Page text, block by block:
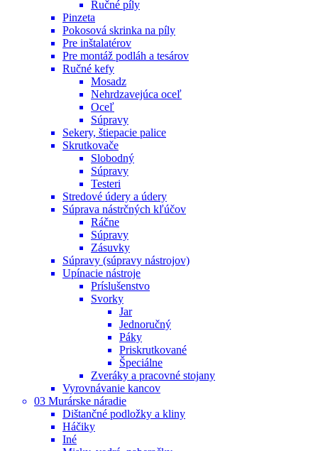
Ručné píly
Pinzeta
Pokosová skrinka na píly
Pre inštalatérov
Pre montáž podláh a tesárov
Ručné kefy
Mosadz
Nehrdzavejúca oceľ
Oceľ
Súpravy
Sekery, štiepacie palice
Skrutkovače
Slobodný
Súpravy
Testeri
Stredové údery a údery
Súprava nástrčných kľúčov
Ráčne
Súpravy
Zásuvky
Súpravy (súpravy nástrojov)
Upínacie nástroje
Príslušenstvo
Svorky
Jar
Jednoručný
Páky
Priskrutkované
Špeciálne
Zveráky a pracovné stojany
Vyrovnávanie kancov
03 Murárske náradie
Dištančné podložky a kliny
Háčiky
Iné